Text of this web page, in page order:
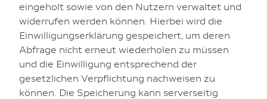
eingeholt sowie von den Nutzern verwaltet und
widerrufen werden können. Hierbei wird die
Einwilligungserklärung gespeichert, um deren
Abfrage nicht erneut wiederholen zu müssen
und die Einwilligung entsprechend der
gesetzlichen Verpflichtung nachweisen zu
können. Die Speicherung kann serverseitig